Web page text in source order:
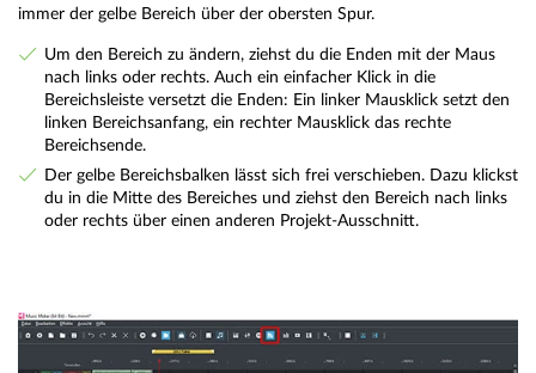
immer der gelbe Bereich über der obersten Spur.
Um den Bereich zu ändern, ziehst du die Enden mit der Maus
nach links oder rechts. Auch ein einfacher Klick in die
Bereichsleiste versetzt die Enden: Ein linker Mausklick setzt den
linken Bereichsanfang, ein rechter Mausklick das rechte
Bereichsende.
Der gelbe Bereichsbalken lässt sich frei verschieben. Dazu klickst
du in die Mitte des Bereiches und ziehst den Bereich nach links
oder rechts über einen anderen Projekt-Ausschnitt.